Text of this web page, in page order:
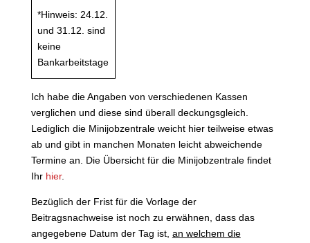
*Hinweis: 24.12.
und 31.12. sind
keine
Bankarbeitstage
Ich habe die Angaben von verschiedenen Kassen
verglichen und diese sind überall deckungsgleich.
Lediglich die Minijobzentrale weicht hier teilweise etwas
ab und gibt in manchen Monaten leicht abweichende
Termine an. Die Übersicht für die Minijobzentrale findet
Ihr hier.
Bezüglich der Frist für die Vorlage der
Beitragsnachweise ist noch zu erwähnen, dass das
angegebene Datum der Tag ist, an welchem die